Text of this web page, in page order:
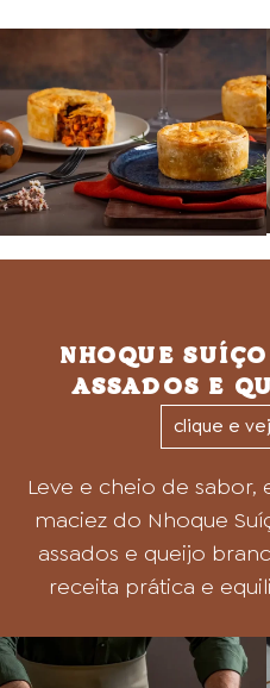
NHOQUE
ASSADOS E
clique e
Leve e cheio de
maciez do Nhoque
assados e queijo
receita prática e